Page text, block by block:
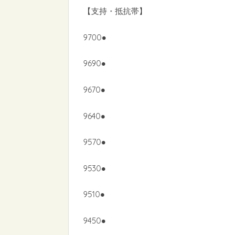
【支持・抵抗帯】
9700●
9690●
9670●
9640●
9570●
9530●
9510●
9450●